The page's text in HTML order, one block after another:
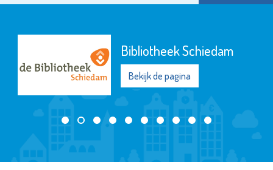
Bibliotheek Schiedam
Bekijk de pagina